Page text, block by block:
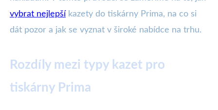
vybrat nejlepší kazety do tiskárny Prima, na co si
dát pozor a jak se vyznat v široké nabídce na trhu.
Rozdíly mezi typy kazet pro
tiskárny Prima